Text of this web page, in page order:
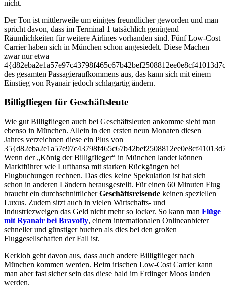
nicht.
Der Ton ist mittlerweile um einiges freundlicher geworden und man
spricht davon, dass im Terminal 1 tatsächlich genügend
Räumlichkeiten für weitere Airlines vorhanden sind. Fünf Low-Cost
Carrier haben sich in München schon angesiedelt. Diese Machen
zwar nur etwa
des gesamten Passagieraufkommens aus, das kann sich mit einem
Einstieg von Ryanair jedoch schlagartig ändern.
Billigfliegen für Geschäftsleute
Wie gut Billigfliegen auch bei Geschäftsleuten ankomme sieht man
ebenso in München. Allein in den ersten neun Monaten diesen
Jahres verzeichnen diese ein Plus von
Wenn der „König der Billigflieger“ in München landet können
Marktführer wie Lufthansa mit starken Rückgängen bei
Flugbuchungen rechnen. Das dies keine Spekulation ist hat sich
schon in anderen Ländern herausgestellt. Für einen 60 Minuten Flug
braucht ein durchschnittlicherGeschäftsreisende keinen speziellen
Luxus. Zudem sitzt auch in vielen Wirtschafts- und
Industriezweigen das Geld nicht mehr so locker. So kann man Flüge
mit Ryanair bei Bravofly, einem internationalen Onlineanbieter
schneller und günstiger buchen als dies bei den großen
Fluggesellschaften der Fall ist.
Kerkloh geht davon aus, dass auch andere Billigflieger nach
München kommen werden. Beim irischen Low-Cost Carrier kann
man aber fast sicher sein das diese bald im Erdinger Moos landen
werden.